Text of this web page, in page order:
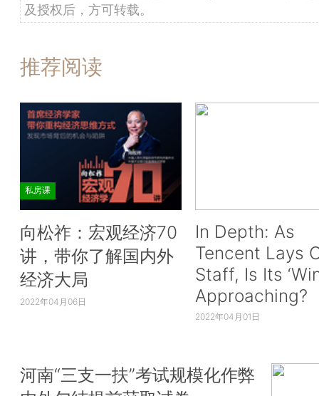
及授权后，方可转载。
推荐阅读
私房课
向松祚：宏观经济70
讲，带你了解国内外
经济大局
2022年04月06日
In Depth: As
Tencent Lays
Staff, Is Its
Approaching?
2022年04月01日
河南“三支一扶”考试规模化作弊